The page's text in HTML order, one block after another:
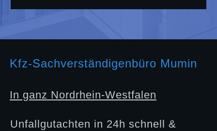
Kfz-Sachverständigenbüro Mumin
In ganz Nordrhein-Westfalen
Unfallgutachten in 24h schnell &